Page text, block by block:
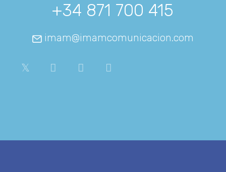
+34 871 700 415
imam@imamcomunicacion.com